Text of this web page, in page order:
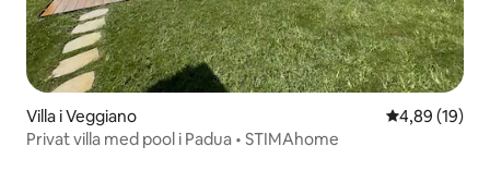
Villa i Veggiano 4,89 ud af 5 i
4,89 (19)
Privat villa med pool i Padua • STIMAhome